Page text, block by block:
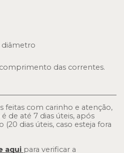
das correntes.
feitas com carinho e atenção,
de até 7 dias úteis, após
dias úteis, caso esteja fora
aqui para verificar a